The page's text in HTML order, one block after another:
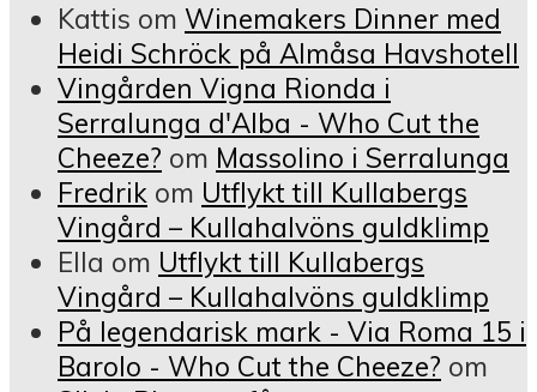
Kattis om Winemakers Dinner med
Heidi Schröck på Almåsa Havshotell
Vingården Vigna Rionda i
Serralunga d'Alba - Who Cut the
Cheeze? om Massolino i Serralunga
Fredrik om Utflykt till Kullabergs
Vingård – Kullahalvöns guldklimp
Ella om Utflykt till Kullabergs
Vingård – Kullahalvöns guldklimp
På legendarisk mark - Via Roma 15 i
Barolo - Who Cut the Cheeze? om